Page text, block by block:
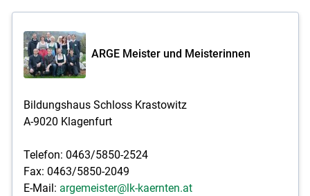
ARGE Meister und Meisterinnen
Bildungshaus Schloss Krastowitz
A-9020 Klagenfurt
Telefon: 0463/5850-2524
Fax: 0463/5850-2049
E-Mail: argemeister@lk-kaernten.at